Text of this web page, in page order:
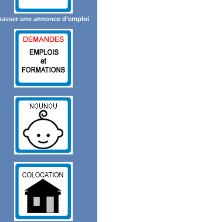
une annonce d’emploi